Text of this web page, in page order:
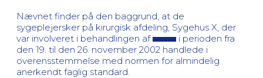
Nævnet finder på den baggrund, at de
sygeplejersker på kirurgisk afdeling, Sygehus X, der
var involveret i behandlingen af
i perioden fra
den 19. til den 26. november 2002 handlede i
overensstemmelse med normen for almindelig
anerkendt faglig standard.